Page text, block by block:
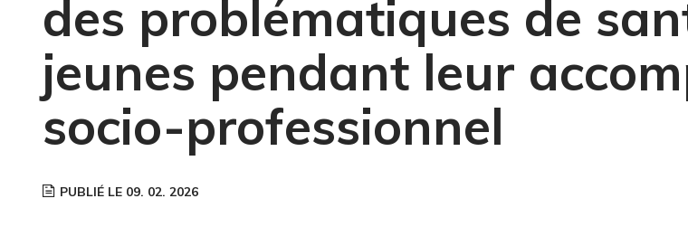
des problématiques de
jeunes pendant leur
socio-professionnel
PUBLIÉ LE 09. 02. 2026